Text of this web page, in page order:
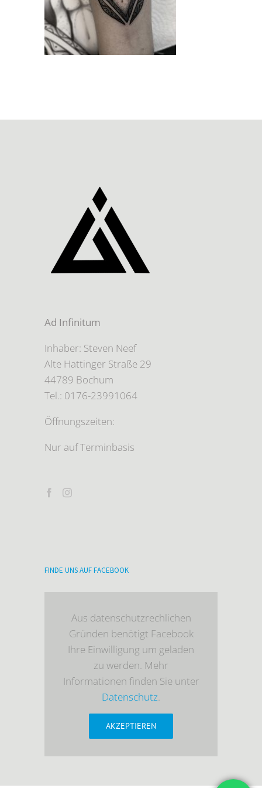
Ad Infinitum
Inhaber: Steven Neef
Alte Hattinger Straße 29
44789 Bochum
Tel.: 0176-23991064
Öffnungszeiten:
Nur auf Terminbasis
FINDE UNS AUF FACEBOOK
Aus datenschutzrechlichen
Gründen benötigt Facebook
Ihre Einwilligung um geladen
zu werden. Mehr
Informationen finden Sie unter
Datenschutz.
AKZEPTIEREN